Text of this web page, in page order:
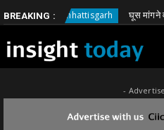
BREAKING :Chhattisgarh घूस मांगने वाले
-